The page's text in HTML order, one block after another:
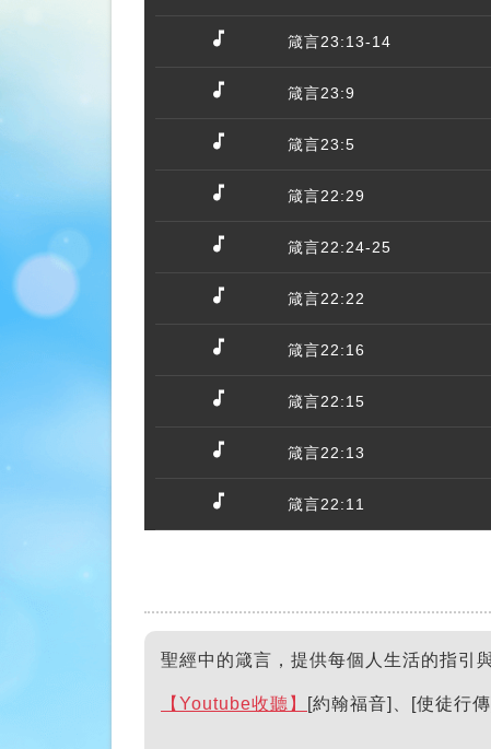
箴言23:13-14
箴言23:9
箴言23:5
箴言22:29
箴言22:24-25
箴言22:22
箴言22:16
箴言22:15
箴言22:13
箴言22:11
聖經中的箴言，提供每個人生活的指引
【Youtube收聽】 [約翰福音]、[使徒行